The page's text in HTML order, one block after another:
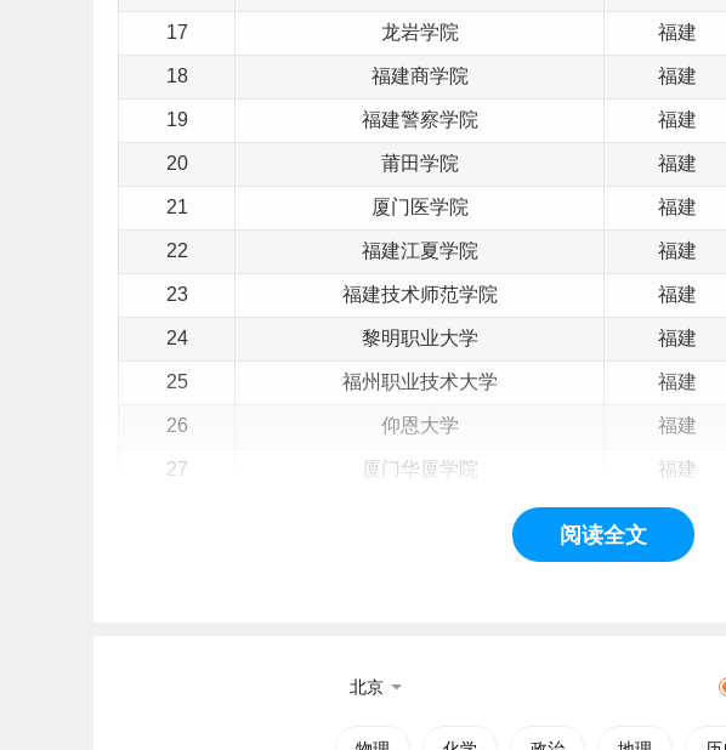
17 龙岩学院 福建
18 福建商学院 福建
19 福建警察学院 福建
20 莆田学院 福建
21 厦门医学院 福建
22 福建江夏学院 福建
23 福建技术师范学院 福建
24 黎明职业大学 福建
25 福州职业技术大学 福建
26 仰恩大学 福建
27 厦门华厦学院 福建
福建
福建
厦门工学院
阅读全文
北京